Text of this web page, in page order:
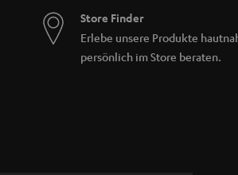
Store Finder
Erlebe unsere Produkte
persönlich im Store beraten.